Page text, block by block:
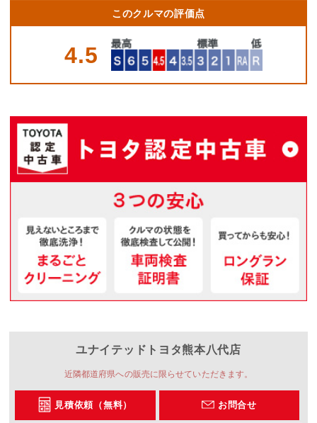
このクルマの評価点
4.5
ユナイテッドトヨタ熊本八代店
近隣都道府県への販売に限らせていただきます。
見積依頼（無料） お問合せ